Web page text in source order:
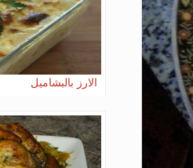
الارز بالبشاميل